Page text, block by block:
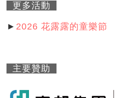
更多活動
► 2026 花露露的童樂節
主要贊助